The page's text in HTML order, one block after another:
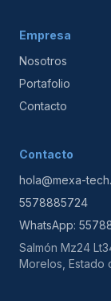
Empresa
Nosotros
Portafolio
Contacto
Contacto
hola@mexa-
5578885724
WhatsApp:
Salmón Mz24
Morelos, Estado